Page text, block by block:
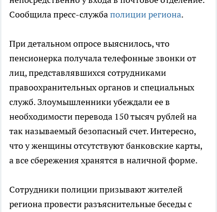
Сообщила пресс-службаполиции региона.
При детальном опросе выяснилось, что
пенсионерка получала телефонные звонки от
лиц, представлявшихся сотрудниками
правоохранительных органов и специальных
служб. Злоумышленники убеждали ее в
необходимости перевода 150 тысяч рублей на
так называемый безопасный счет. Интересно,
что у женщины отсутствуют банковские карты,
а все сбережения хранятся в наличной форме.
Сотрудники полиции призывают жителей
региона провести разъяснительные беседы с